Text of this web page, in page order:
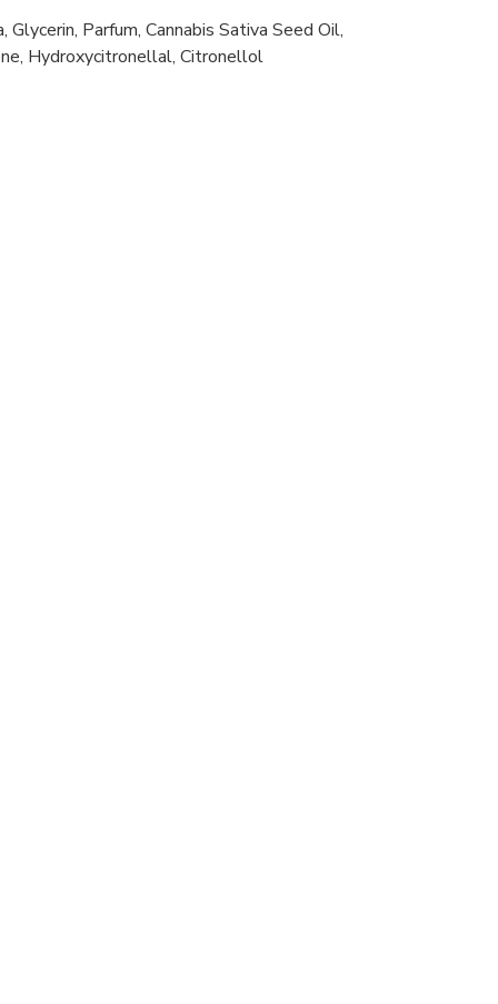
Parfum, Cannabis Sativa Seed Oil,
Hydroxycitronellal, Citronellol